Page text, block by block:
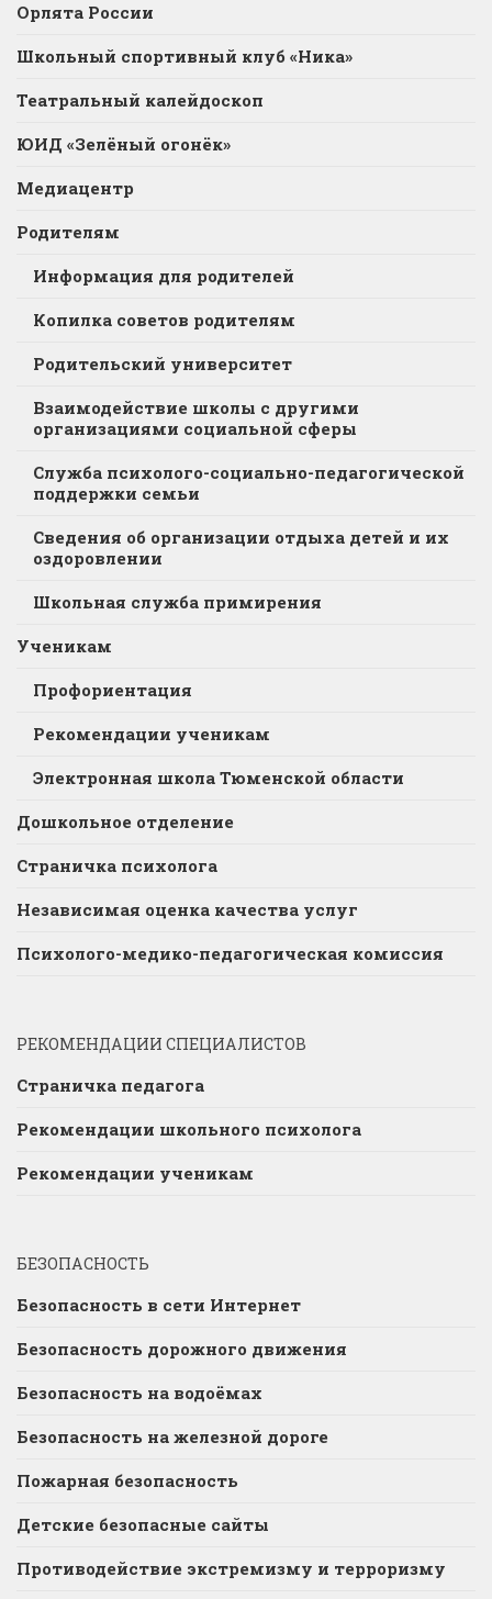
Орлята России
Школьный спортивный клуб «Ника»
Театральный калейдоскоп
ЮИД «Зелёный огонёк»
Медиацентр
Родителям
Информация для родителей
Копилка советов родителям
Родительский университет
Взаимодействие школы с другими
организациями социальной сферы
Служба психолого-социально-педагогической
поддержки семьи
Сведения об организации отдыха детей и их
оздоровлении
Школьная служба примирения
Ученикам
Профориентация
Рекомендации ученикам
Электронная школа Тюменской области
Дошкольное отделение
Страничка психолога
Независимая оценка качества услуг
Психолого-медико-педагогическая комиссия
РЕКОМЕНДАЦИИ СПЕЦИАЛИСТОВ
Страничка педагога
Рекомендации школьного психолога
Рекомендации ученикам
БЕЗОПАСНОСТЬ
Безопасность в сети Интернет
Безопасность дорожного движения
Безопасность на водоёмах
Безопасность на железной дороге
Пожарная безопасность
Детские безопасные сайты
Противодействие экстремизму и терроризму